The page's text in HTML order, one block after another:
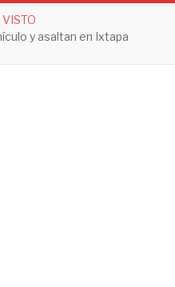
y asaltan en Ixtapa